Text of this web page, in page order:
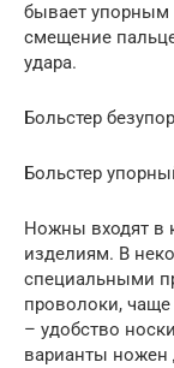
бывает упорным
смещение
удара.
Больстер
Больстер
Ножны входят в
изделиям. В
специальными
проволоки, чаще
– удобство
варианты ножен